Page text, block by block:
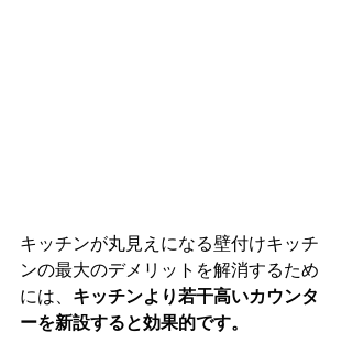
キッチンが丸見えになる壁付けキッチ
ンの最大のデメリットを解消するため
には、 キッチンより若干高いカウンタ
ーを新設すると効果的です。